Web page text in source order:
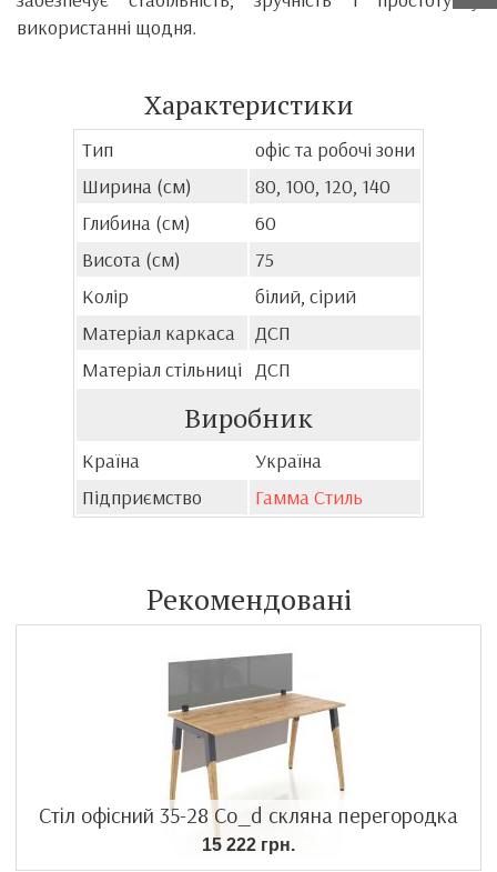
використанні щодня.
Характеристики
Тип
офіс та робочі зони
Ширина (см)
80, 100, 120, 140
Глибина (см)
60
Висота (см)
75
Колір
білий, сірий
Матеріал каркаса
ДСП
Матеріал стільниці ДСП
Виробник
Країна
Україна
Підприємство
Гамма Стиль
Рекомендовані
Стіл офісний 35-28 Co_d скляна перегородка
15 222 грн.